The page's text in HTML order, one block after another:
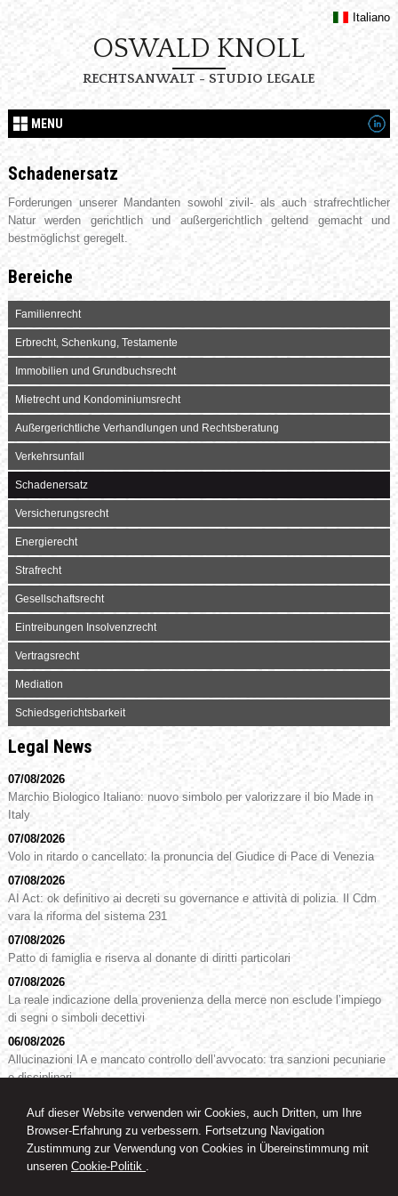
Auf dieser Website verwenden wir Cookies, auch Dritten, um Ihre
Browser-Erfahrung zu verbessern. Fortsetzung Navigation
Zustimmung zur Verwendung von Cookies in Übereinstimmung mit
unseren Cookie-Politik .
Italiano
OSWALD KNOLL
RECHTSANWALT - STUDIO LEGALE
MENU
Schadenersatz
Forderungen unserer Mandanten sowohl zivil- als auch strafrechtlicher
Natur werden gerichtlich und außergerichtlich geltend gemacht und
bestmöglichst geregelt.
Bereiche
Familienrecht
Erbrecht, Schenkung, Testamente
Immobilien und Grundbuchsrecht
Mietrecht und Kondominiumsrecht
Außergerichtliche Verhandlungen und Rechtsberatung
Verkehrsunfall
Schadenersatz
Versicherungsrecht
Energierecht
Strafrecht
Gesellschaftsrecht
Eintreibungen Insolvenzrecht
Vertragsrecht
Mediation
Schiedsgerichtsbarkeit
Legal News
07/08/2026
Marchio Biologico Italiano: nuovo simbolo per valorizzare il bio Made in
Italy
07/08/2026
Volo in ritardo o cancellato: la pronuncia del Giudice di Pace di Venezia
07/08/2026
AI Act: ok definitivo ai decreti su governance e attività di polizia. Il Cdm
vara la riforma del sistema 231
07/08/2026
Patto di famiglia e riserva al donante di diritti particolari
07/08/2026
La reale indicazione della provenienza della merce non esclude l’impiego
di segni o simboli decettivi
06/08/2026
Allucinazioni IA e mancato controllo dell’avvocato: tra sanzioni pecuniarie
e disciplinari
RA. Dr. Oswald Knoll
Rechtsanwalt